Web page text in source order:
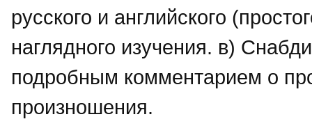
русского и английского
наглядного изучения. в)
подробным комментарием о
произношения.